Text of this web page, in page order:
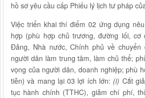
hồ sơ yêu cầu cấp Phiếu lý lịch tư pháp
Việc triển khai thí điểm 02 ứng dụng
hợp (phù hợp chủ trương, đường lối, cơ
Đảng, Nhà nước, Chính phủ về
người dân làm trung tâm, làm chủ thể;
vọng của người dân, doanh nghiệp; phù
tiễn) và mang lại 03 lợi ích lớn: (i) Cắt
tục hành chính (TTHC), giảm chí phí,